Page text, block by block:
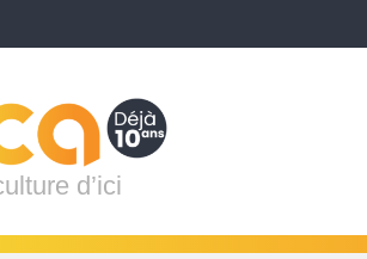
d’ici